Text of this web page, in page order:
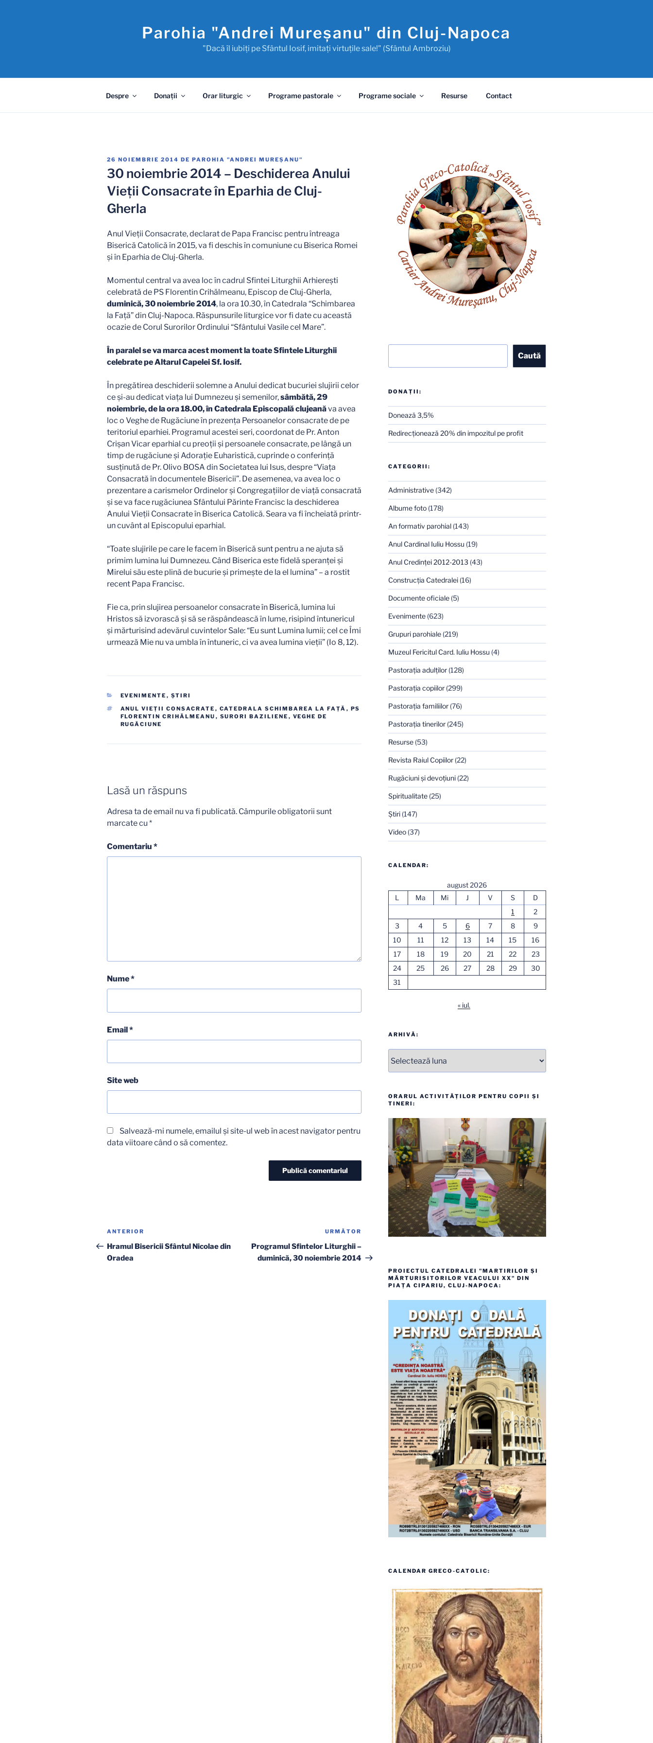
Parohia "Andrei Mureşanu" din Cluj-Napoca
"Dacă îl iubiţi pe Sfântul Iosif, imitaţi virtuţile sale!" (Sfântul Ambroziu)
Despre Donaţii Orar liturgic Programe pastorale Programe sociale Resurse Contact
PUBLICAT
PE
26 NOIEMBRIE 2014 DE PAROHIA "ANDREI MUREŞANU"
30 noiembrie 2014 – Deschiderea Anului
Vieţii Consacrate în Eparhia de Cluj-
Gherla
Anul Vieţii Consacrate, declarat de Papa Francisc pentru întreaga
Biserică Catolică în 2015, va fi deschis în comuniune cu Biserica Romei
şi în Eparhia de Cluj-Gherla.
Momentul central va avea loc în cadrul Sfintei Liturghii Arhiereşti
celebrată de PS Florentin Crihălmeanu, Episcop de Cluj-Gherla,
duminică, 30 noiembrie 2014, la ora 10.30, în Catedrala “Schimbarea
la Faţă” din Cluj-Napoca. Răspunsurile liturgice vor fi date cu această
ocazie de Corul Surorilor Ordinului “Sfântului Vasile cel Mare”.
În paralel se va marca acest moment la toate Sfintele Liturghii
celebrate pe Altarul Capelei Sf. Iosif.
În pregătirea deschiderii solemne a Anului dedicat bucuriei slujirii celor
ce şi-au dedicat viaţa lui Dumnezeu şi semenilor,sâmbătă, 29
noiembrie, de la ora 18.00, în Catedrala Episcopală clujeanăva avea
loc o Veghe de Rugăciune în prezenţa Persoanelor consacrate de pe
teritoriul eparhiei. Programul acestei seri, coordonat de Pr. Anton
Crişan Vicar eparhial cu preoţii şi persoanele consacrate, pe lângă un
timp de rugăciune şi Adoraţie Euharistică, cuprinde o conferinţă
susţinută de Pr. Olivo BOSA din Societatea lui Isus, despre “Viaţa
Consacrată în documentele Bisericii”. De asemenea, va avea loc o
prezentare a carismelor Ordinelor şi Congregaţiilor de viaţă consacrată
şi se va face rugăciunea Sfântului Părinte Francisc la deschiderea
Anului Vieţii Consacrate în Biserica Catolică. Seara va fi încheiată printr-
un cuvânt al Episcopului eparhial.
“Toate slujirile pe care le facem în Biserică sunt pentru a ne ajuta să
primim lumina lui Dumnezeu. Când Biserica este fidelă speranței și
Mirelui său este plină de bucurie și primește de la el lumina” – a rostit
recent Papa Francisc.
Fie ca, prin slujirea persoanelor consacrate în Biserică, lumina lui
Hristos să izvorască şi să se răspândească în lume, risipind întunericul
şi mărturisind adevărul cuvintelor Sale: “Eu sunt Lumina lumii; cel ce Îmi
urmează Mie nu va umbla în întuneric, ci va avea lumina vieţii” (Io 8, 12).
CATEGORII
EVENIMENTE , ŞTIRI
ETICHETE
ANUL VIEŢII CONSACRATE , CATEDRALA SCHIMBAREA LA FAŢĂ , PS
FLORENTIN CRIHĂLMEANU , SURORI BAZILIENE , VEGHE DE
RUGĂCIUNE
Lasă un răspuns
Adresa ta de email nu va fi publicată. Câmpurile obligatorii sunt
marcate cu *
Comentariu *
Nume*
Email*
Site web
Salvează-mi numele, emailul și site-ul web în acest navigator pentru
data viitoare când o să comentez.
Navigare
în
articole
Articolul
anterior
ANTERIOR
Hramul Bisericii Sfântul Nicolae din
Oradea
Articolul
următor
URMĂTOR
Programul Sfintelor Liturghii –
duminică, 30 noiembrie 2014
Caută
DONAȚII:
Donează 3,5%
Redirecţionează 20% din impozitul pe profit
CATEGORII:
Administrative(342)
Albume foto(178)
An formativ parohial(143)
Anul Cardinal Iuliu Hossu (19)
Anul Credinţei 2012-2013 (43)
Construcţia Catedralei(16)
Documente oficiale(5)
Evenimente(623)
Grupuri parohiale(219)
Muzeul Fericitul Card. Iuliu Hossu (4)
Pastoraţia adulţilor(128)
Pastoraţia copiilor(299)
Pastoraţia familiilor(76)
Pastoraţia tinerilor(245)
Resurse(53)
Revista Raiul Copiilor(22)
Rugăciuni şi devoţiuni(22)
Spiritualitate(25)
Ştiri(147)
Video(37)
CALENDAR:
august 2026
L
Ma Mi J V S
D
1
2
3
4 5 6 7 8
9
10
11 12 13 14 15
16
17
18 19 20 21 22
23
24
25 26 27 28 29
30
31
« iul.
ARHIVĂ:
ORARUL ACTIVITĂȚILOR PENTRU COPII ȘI
TINERI:
PROIECTUL CATEDRALEI "MARTIRILOR ȘI
MĂRTURISITORILOR VEACULUI XX" DIN
PIAȚA CIPARIU, CLUJ-NAPOCA:
CALENDAR GRECO-CATOLIC: